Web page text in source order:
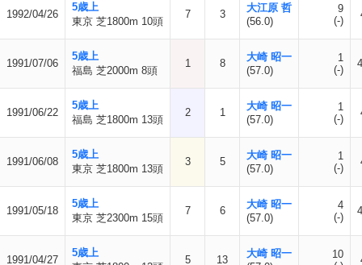
1992/04/26
5歳上
東京 芝1800m 10頭
7 3
大江原 哲
(56.0)
9
(-)
1991/07/06
5歳上
福島 芝2000m 8頭
1 8
大崎 昭一
(57.0)
1
(-)
1991/06/22
5歳上
福島 芝1800m 13頭
2 1
大崎 昭一
(57.0)
1
(-)
1991/06/08
5歳上
東京 芝1800m 13頭
3 5
大崎 昭一
(57.0)
1
(-)
1991/05/18
5歳上
東京 芝2300m 15頭
7 6
大崎 昭一
(57.0)
4
(-)
1991/04/27
5歳上
5 13
大崎 昭一
10